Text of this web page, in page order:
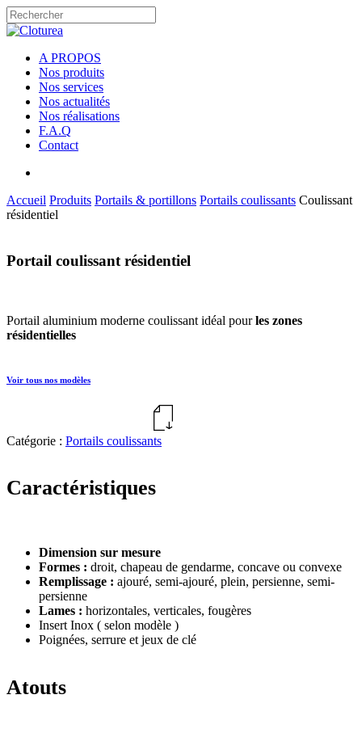
Skip
to
content
Close
rechercher
Menu
A PROPOS
Nos produits
Nos services
Nos actualités
Nos réalisations
F.A.Q
Contact
Accueil Produits Portails & portillons Portails coulissants Coulissant
résidentiel
Portail coulissant résidentiel
Portail aluminium moderne coulissant idéal pourles zones
résidentielles
Voir tous nos modèles
Catégorie : Portails coulissants
Caractéristiques
Dimension sur mesure
Formes : droit, chapeau de gendarme, concave ou convexe
Remplissage : ajouré, semi-ajouré, plein, persienne, semi-
persienne
Lames : horizontales, verticales, fougères
Insert Inox ( selon modèle )
Poignées, serrure et jeux de clé
Atouts